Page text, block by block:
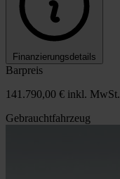
Finanzierungsdetails
Barpreis
141.790,00 € inkl. MwSt.
Gebrauchtfahrzeug